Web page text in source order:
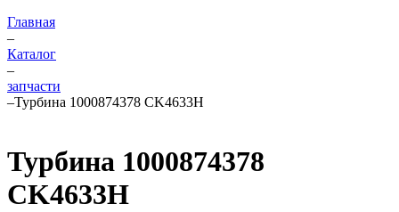
Главная
–
Каталог
–
запчасти
–Турбина 1000874378 CK4633H
Турбина 1000874378
CK4633H